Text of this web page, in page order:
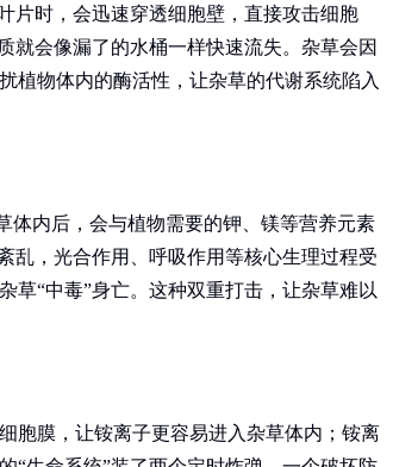
片时，会迅速穿透细胞壁，直接攻击细胞
就会像漏了的水桶一样快速流失。杂草会因
植物体内的酶活性，让杂草的代谢系统陷入
体内后，会与植物需要的钾、镁等营养元素
乱，光合作用、呼吸作用等核心生理过程受
草“中毒”身亡。这种双重打击，让杂草难以
胞膜，让铵离子更容易进入杂草体内；铵离